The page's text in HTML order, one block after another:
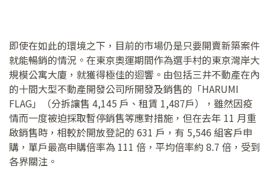
即使在如此的環境之下，目前的市場仍是只要開賣新築案件
就能暢銷的情況。在東京奧運期間作為選手村的東京灣岸大
規模公寓大廈，就獲得極佳的迴響。由包括三井不動產在內
的十間大型不動產開發公司所開發及銷售的「HARUMI
FLAG」（分拆讓售 4,145 戶、租賃 1,487戶），雖然因疫
情而一度被迫採取暫停銷售等應對措施，但在去年 11 月重
啟銷售時，相較於開放登記的 631 戶，有 5,546 組客戶申
購，單戶最高申購倍率為 111 倍，平均倍率約 8.7 倍，受到
各界關注。